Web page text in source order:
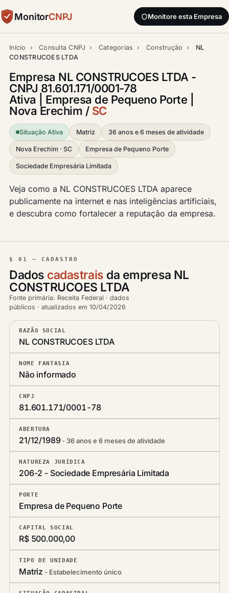
MonitorCNPJ Monitore esta Empresa
Início › Consulta CNPJ › Categorias › Construção ›
NL
CONSTRUCOES LTDA
Empresa NL CONSTRUCOES LTDA -
CNPJ 81.601.171/0001-78
Ativa | Empresa de Pequeno Porte |
Nova Erechim / SC
Situação Ativa Matriz 36 anos e 6 meses de atividade
Nova Erechim · SC Empresa de Pequeno Porte
Sociedade Empresária Limitada
Veja como a NL CONSTRUCOES LTDA aparece
publicamente na internet e nas inteligências artificiais,
e descubra como fortalecer a reputação da empresa.
§ 01 — CADASTRO
Dados cadastrais da empresa NL
CONSTRUCOES LTDA
Fonte primária: Receita Federal · dados
públicos · atualizados em 10/04/2026
RAZÃO SOCIAL
NL CONSTRUCOES LTDA
NOME FANTASIA
Não informado
CNPJ
81.601.171/0001-78
ABERTURA
21/12/1989 36 anos e 6 meses de atividade
NATUREZA JURÍDICA
206-2 - Sociedade Empresária Limitada
PORTE
Empresa de Pequeno Porte
CAPITAL SOCIAL
R$ 500.000,00
TIPO DE UNIDADE
Matriz Estabelecimento único